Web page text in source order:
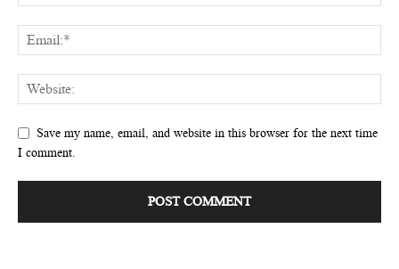
Save my name, email, and website in this browser for the next time
I comment.